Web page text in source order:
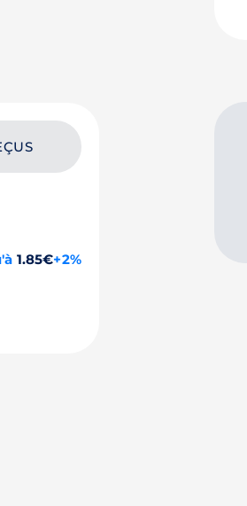
1.85€+2%